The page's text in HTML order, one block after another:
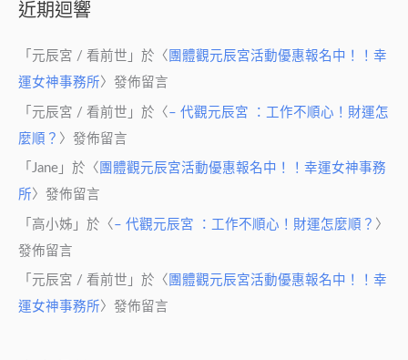
近期迴響
「 元辰宮 / 看前世 」於〈 團體觀元辰宮活動優惠報名中！！幸
運女神事務所 〉發佈留言
「 元辰宮 / 看前世 」於〈 – 代觀元辰宮 ：工作不順心！財運怎
麼順？ 〉發佈留言
「 Jane 」於〈 團體觀元辰宮活動優惠報名中！！幸運女神事務
所〉發佈留言
「 高小姊 」於〈 – 代觀元辰宮 ：工作不順心！財運怎麼順？ 〉
發佈留言
「 元辰宮 / 看前世 」於〈 團體觀元辰宮活動優惠報名中！！幸
運女神事務所〉發佈留言